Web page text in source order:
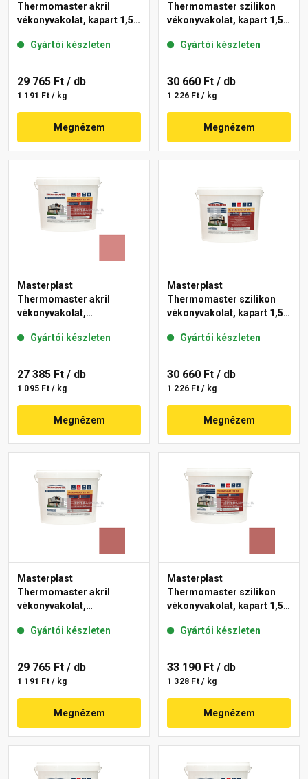
Thermomaster akril
vékonyvakolat, kapart 1,5
Gyártói készleten
29 765 Ft / db
1 191 Ft / kg
Megnézem
Thermomaster szilikon
vékonyvakolat, kapart 1,5
Gyártói készleten
30 660 Ft / db
1 226 Ft / kg
Megnézem
Masterplast
Thermomaster akril
vékonyvakolat,
21-D 25 kg
Gyártói készleten
27 385 Ft / db
1 095 Ft / kg
Megnézem
Masterplast
Thermomaster szilikon
vékonyvakolat, kapart 1,5
Gyártói készleten
30 660 Ft / db
1 226 Ft / kg
Megnézem
Masterplast
Thermomaster akril
vékonyvakolat,
21-C 25 kg
Gyártói készleten
29 765 Ft / db
1 191 Ft / kg
Megnézem
Masterplast
Thermomaster szilikon
vékonyvakolat, kapart 1,5
Gyártói készleten
33 190 Ft / db
1 328 Ft / kg
Megnézem